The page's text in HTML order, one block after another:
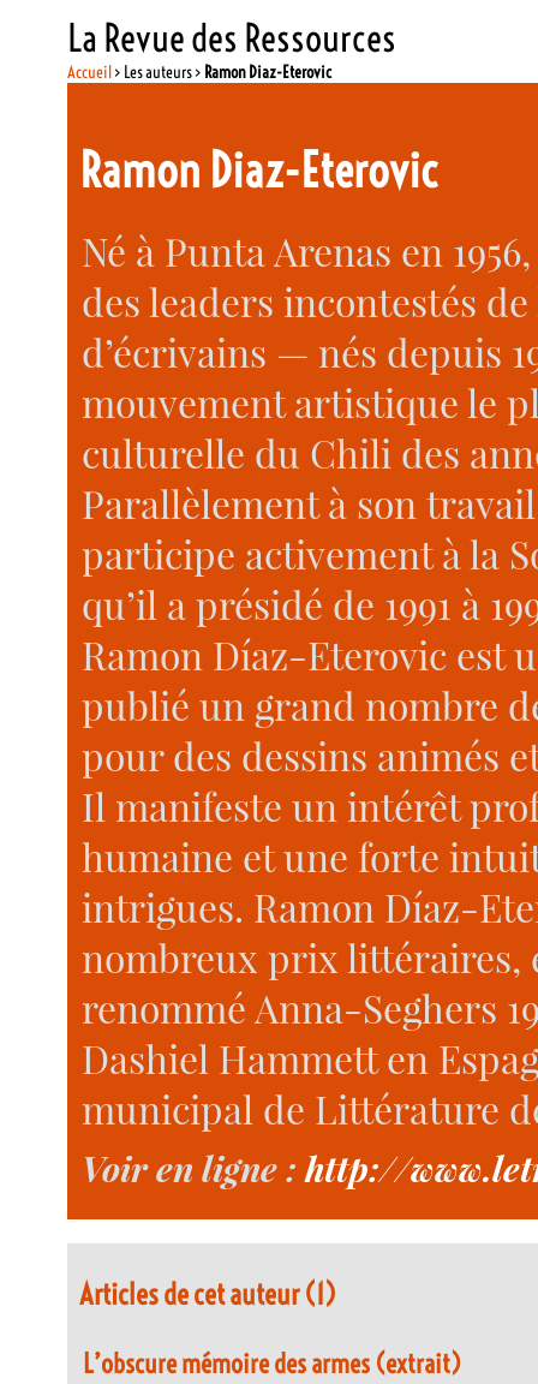
La Revue des Ressources
Accueil> Les auteurs > Ramon Diaz-Eterovic
Ramon Diaz-Eterovic
Né à Punta Arenas en
des leaders incontestés
d’écrivains — nés depuis
mouvement artistique le
culturelle du Chili des
Parallèlement à son
participe activement à la
qu’il a présidé de 1991 à
Ramon Díaz-Eterovic est
publié un grand nombre
pour des dessins animés
Il manifeste un intérêt
humaine et une forte
intrigues. Ramon Díaz-
nombreux prix littéraires,
renommé Anna-Seghers
Dashiel Hammett en
municipal de Littérature
Voir en ligne : http://
Articles de cet auteur (1)
L’obscure mémoire des armes (extrait)